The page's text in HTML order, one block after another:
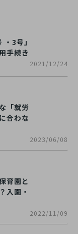
3号」
手続き
2021/12/24
「就労
合わな
2023/06/08
育園と
入園・
2022/11/09